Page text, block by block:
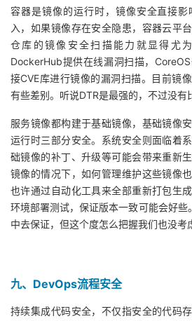
容器是镜像的运行时，镜像安全直接
入，如果镜像存在安全隐患，容器云平
仓库的镜像安全扫描能力就显得尤
DockerHub提供在线漏洞扫描，
接CVE库进行镜像的漏洞扫描。目前镜
有些差别。听说DTR是最强的，不过没有
服务镜像都构建于基础镜像，基础镜像
运行时三部分安全。系统安全则面临着
础镜像的补丁、升级等可能会带来重新
镜像的情况下，如何管理维护这些镜像
也许通过自动化工具来全部重新打包生
环境部署测试，保证版本一致可能会好
中去保证，但这个度怎么把握我们也没考
九、DevOps流程安全
持续集成代码安全，不仅指安全的代码